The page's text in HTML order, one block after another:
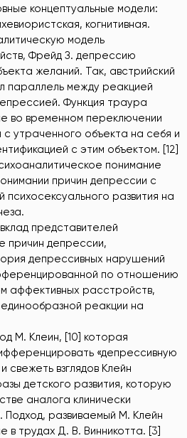
концептуальные модели:
когнитивная.
модель
Фрейд З. депрессию
желаний. Так, австрийский
параллель между реакцией
Функция траура
во временном переключении
с утраченного объекта на себя и
с этим объектом. [12]
понимание
причин депрессии с
психосексуального развития на
представителей
причин депрессии,
депрессивных нарушений
по отношению
аффективных расстройств,
реакции на
М. Клеин, [10] которая
«депрессивную
свежеть взглядов Клейн
детского развития, которую
аналога клинически
развиваемый М. Клейн
в трудах Д. В. Винникотта. [3]